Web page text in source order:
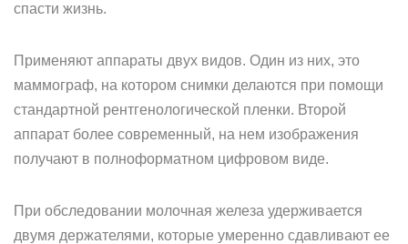
спасти жизнь.
Применяют аппараты двух видов. Один из них, это
маммограф, на котором снимки делаются при помощи
стандартной рентгенологической пленки. Второй
аппарат более современный, на нем изображения
получают в полноформатном цифровом виде.
При обследовании молочная железа удерживается
двумя держателями, которые умеренно сдавливают ее